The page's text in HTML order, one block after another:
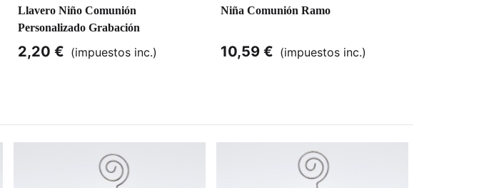
Llavero Niño Comunión
Personalizado Grabación
2,20 € (impuestos inc.)
Niña Comunión Ramo
10,59 € (impuestos inc.)